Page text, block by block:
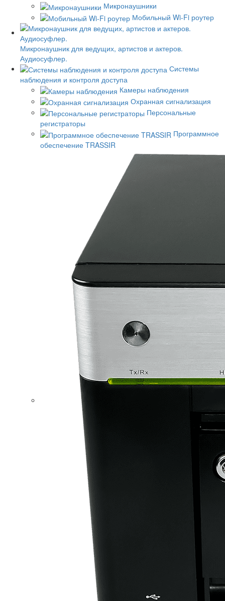
Микронаушники
Мобильный Wi-Fi роутер
Микронаушник для ведущих, артистов и актеров.
Аудиосуфлер.
Системы
наблюдения и контроля доступа
Камеры наблюдения
Охранная сигнализация
Персональные
регистраторы
Программное
обеспечение TRASSIR